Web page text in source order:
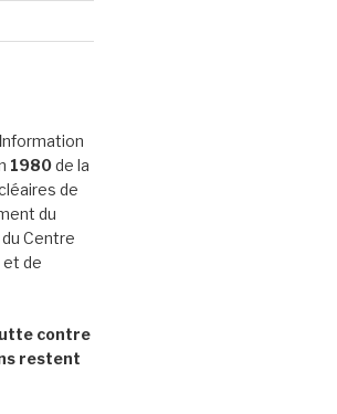
Information
1980de la
de
du
Centre
et de
contre
restent